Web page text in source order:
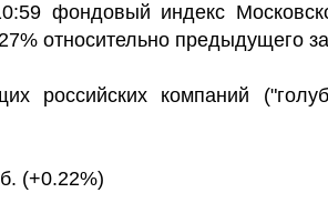
фондовый индекс
относительно предыдущего
российских компаний
(+0.22%)